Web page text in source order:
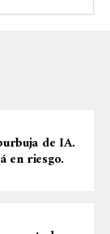
de IA.
en riesgo.